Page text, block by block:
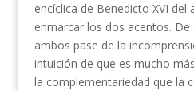
encíclica de Benedicto XVI del
enmarcar los dos acentos.
ambos pase de la
intuición de que es mucho
la complementariedad que la